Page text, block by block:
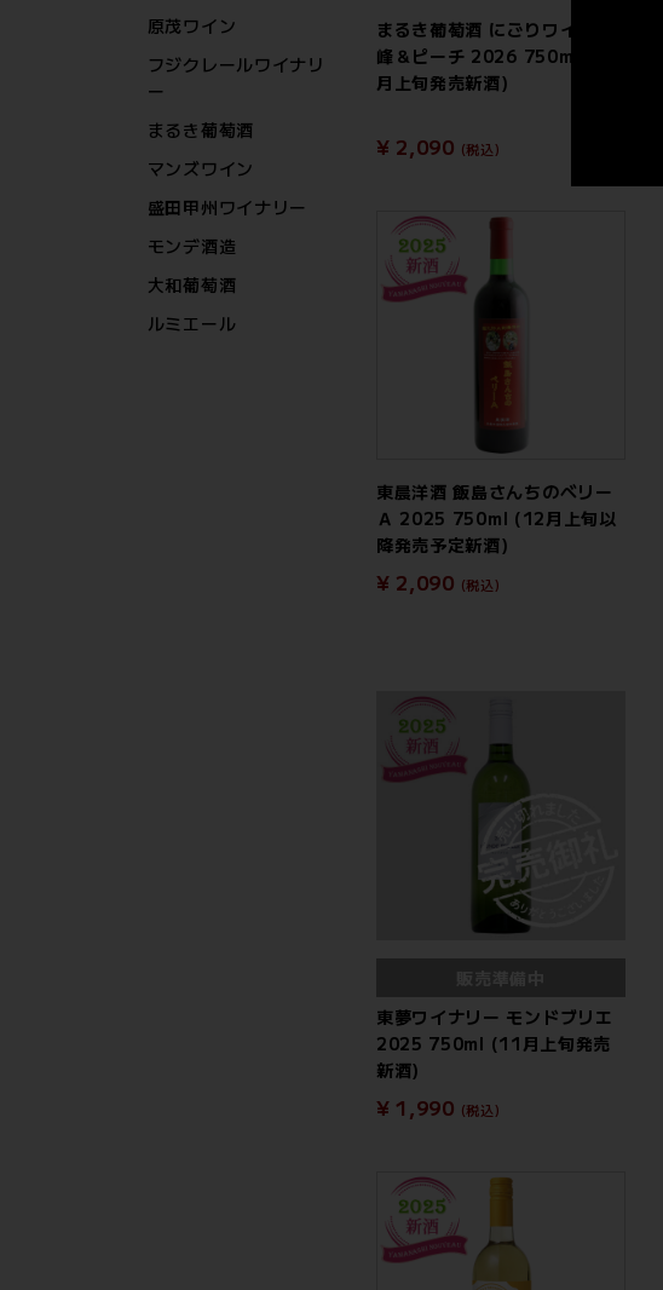
原茂ワイン
フジクレールワイナリ
ー
まるき葡萄酒
マンズワイン
盛田甲州ワイナリー
モンデ酒造
大和葡萄酒
ルミエール
まるき葡萄酒 にごりワイン 巨
峰＆ピーチ 2026 750ml (10
月上旬発売新酒)
¥ 2,090 (税込)
東晨洋酒 飯島さんちのベリー
Ａ 2025 750ml (12月上旬以
降発売予定新酒)
¥ 2,090 (税込)
東夢ワイナリー モンドブリエ
2025 750ml (11月上旬発売
新酒)
¥ 1,990 (税込)